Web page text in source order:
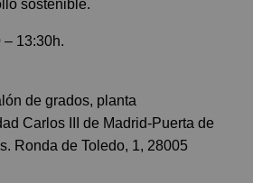
sostenible.
– 13:30h.
de grados, planta
Carlos III de Madrid-Puerta de
Ronda de Toledo, 1, 28005